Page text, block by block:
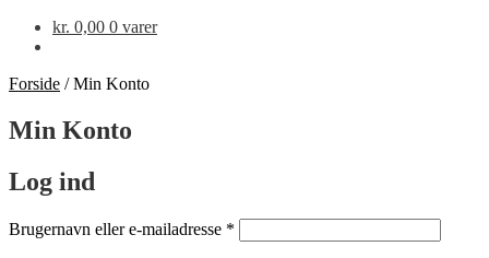
kr. 0,00 0 varer
Forside /Min Konto
Min Konto
Log ind
Brugernavn eller e-mailadresse *